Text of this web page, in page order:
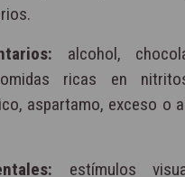
alcohol,
ricas en
aspartamo, exceso o
estímulos